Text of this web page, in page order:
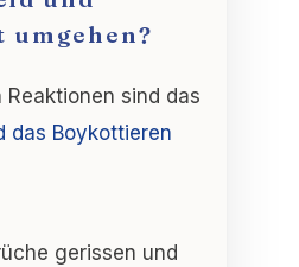
Reaktionen sind das
das Boykottieren
gerissen und